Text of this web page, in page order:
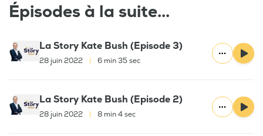
Épisodes à la suite...
La Story Kate Bush (Episode 3)
28 juin 2022 6 min 35 sec
La Story Kate Bush (Episode 2)
28 juin 2022 8 min 4 sec